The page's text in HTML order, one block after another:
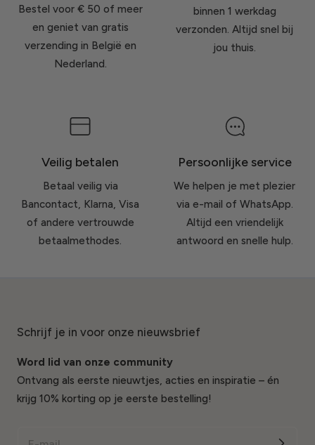
Bestel voor € 50 of meer
en geniet van gratis
verzending in België en
Nederland.
binnen 1 werkdag
verzonden. Altijd snel bij
jou thuis.
Veilig betalen
Betaal veilig via
Bancontact, Klarna, Visa
of andere vertrouwde
betaalmethodes.
Persoonlijke service
We helpen je met plezier
via e-mail of WhatsApp.
Altijd een vriendelijk
antwoord en snelle hulp.
Schrijf je in voor onze nieuwsbrief
Word lid van onze community
Ontvang als eerste nieuwtjes, acties en inspiratie – én
krijg 10% korting op je eerste bestelling!